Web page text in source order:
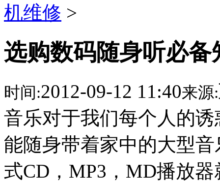
机维修 >
选购数码随身听必备
时间:2012-09-12 11:40来源:
音乐对于我们每个人的
能随身带着家中的大型
式CD，MP3，MD播放